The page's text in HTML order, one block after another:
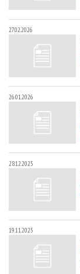
27.02.2026
26.01.2026
28.12.2025
19.11.2025